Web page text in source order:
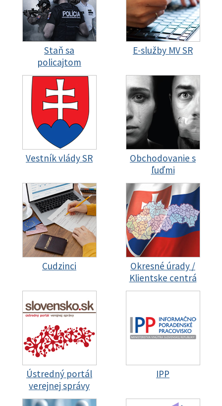
Staň sa
policajtom
E-služby MV SR
Vestník vlády SR
Obchodovanie s
ľuďmi
Cudzinci
Okresné úrady /
Klientske centrá
Ústredný portál
verejnej správy
IPP